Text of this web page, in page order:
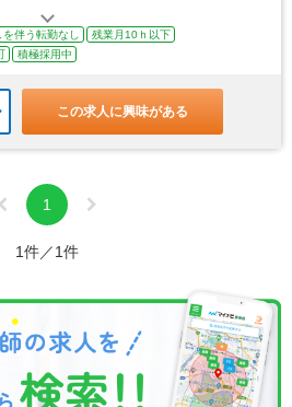
伴う転勤なし
残業月10ｈ以下
積極採用中
この求人に興味がある
1
1件／1件